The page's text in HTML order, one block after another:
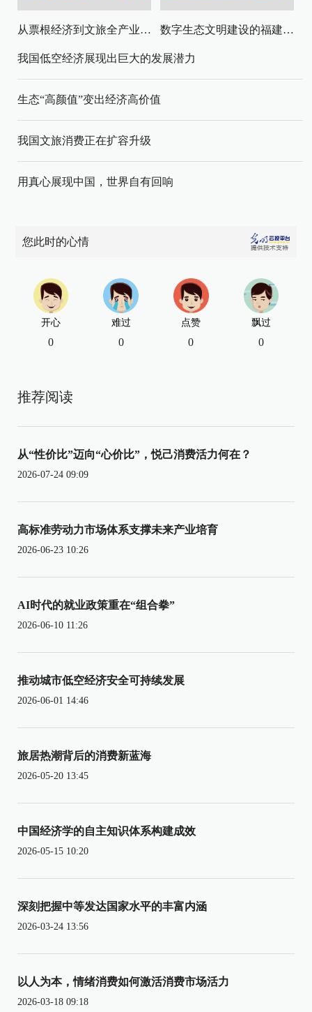
从票根经济到文旅全产业链升级 数字生态文明建设的福建路径与启示
我国低空经济展现出巨大的发展潜力
生态“高颜值”变出经济高价值
我国文旅消费正在扩容升级
用真心展现中国，世界自有回响
您此时的心情
开心
0
难过
0
点赞
0
飘过
0
推荐阅读
从“性价比”迈向“心价比”，悦己消费活力何在？
2026-07-24 09:09
高标准劳动力市场体系支撑未来产业培育
2026-06-23 10:26
AI时代的就业政策重在“组合拳”
2026-06-10 11:26
推动城市低空经济安全可持续发展
2026-06-01 14:46
旅居热潮背后的消费新蓝海
2026-05-20 13:45
中国经济学的自主知识体系构建成效
2026-05-15 10:20
深刻把握中等发达国家水平的丰富内涵
2026-03-24 13:56
以人为本，情绪消费如何激活消费市场活力
2026-03-18 09:18